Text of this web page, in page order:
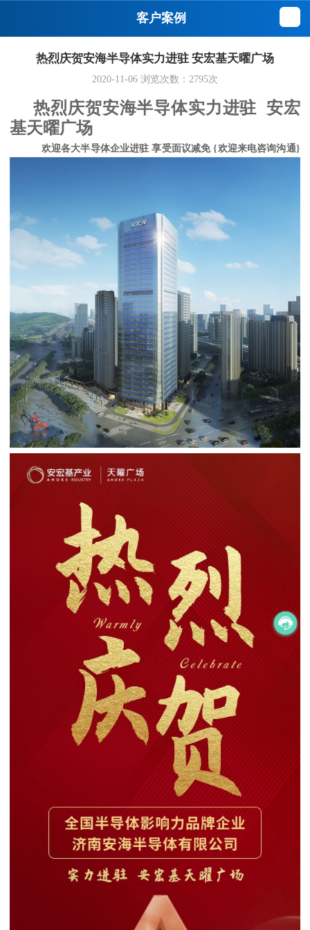
客户案例
热烈庆贺安海半导体实力进驻 安宏基天曜广场
2020-11-06 浏览次数： 2795次
热烈庆贺安海半导体实力进驻 安宏
基天曜广场
欢迎各大半导体企业进驻 享受面议减免 {欢迎来电咨询沟通}